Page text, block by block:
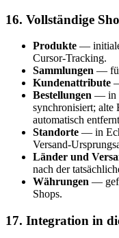
16. Vollständige
Produkte —
Cursor-Tracking.
Sammlungen —
Kundenattribute
Bestellungen — in
synchronisiert; alte
automatisch
Standorte — in
Versand-
Länder und
nach der
Währungen —
Shops.
17. Integration in